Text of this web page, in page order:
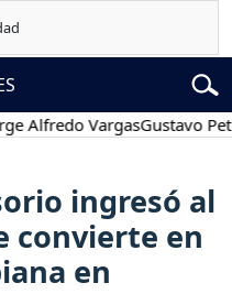
VargasGustavo Petro
ingresó al
convierte en
en